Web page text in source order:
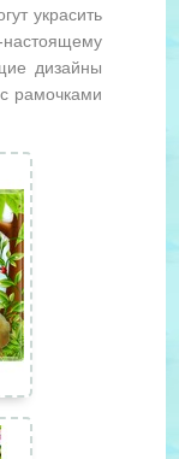
украсить
дизайны
рамочками